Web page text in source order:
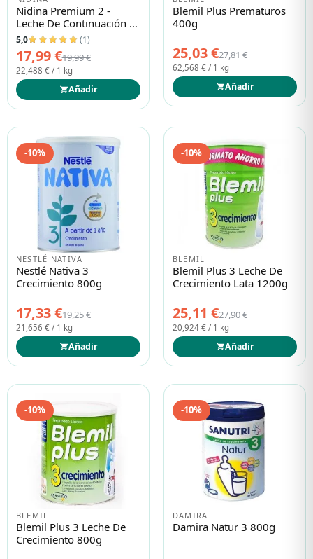
Nidina Premium 2 -
Leche De Continuación -
800g
5,0 (1)
17,99 €19,99 €
22,488 € / 1 kg
Añadir
Blemil Plus Prematuros
400g
25,03 €27,81 €
62,568 € / 1 kg
Añadir
NESTLÉ NATIVA
Nestlé Nativa 3
Crecimiento 800g
17,33 €19,25 €
21,656 € / 1 kg
Añadir
-10%
BLEMIL
Blemil Plus 3 Leche De
Crecimiento Lata 1200g
25,11 €27,90 €
20,924 € / 1 kg
Añadir
-10%
BLEMIL
Blemil Plus 3 Leche De
Crecimiento 800g
-10%
DAMIRA
Damira Natur 3 800g
-10%